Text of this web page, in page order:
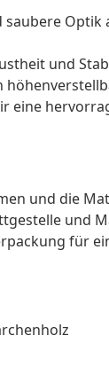
und
eine
und die
und
für